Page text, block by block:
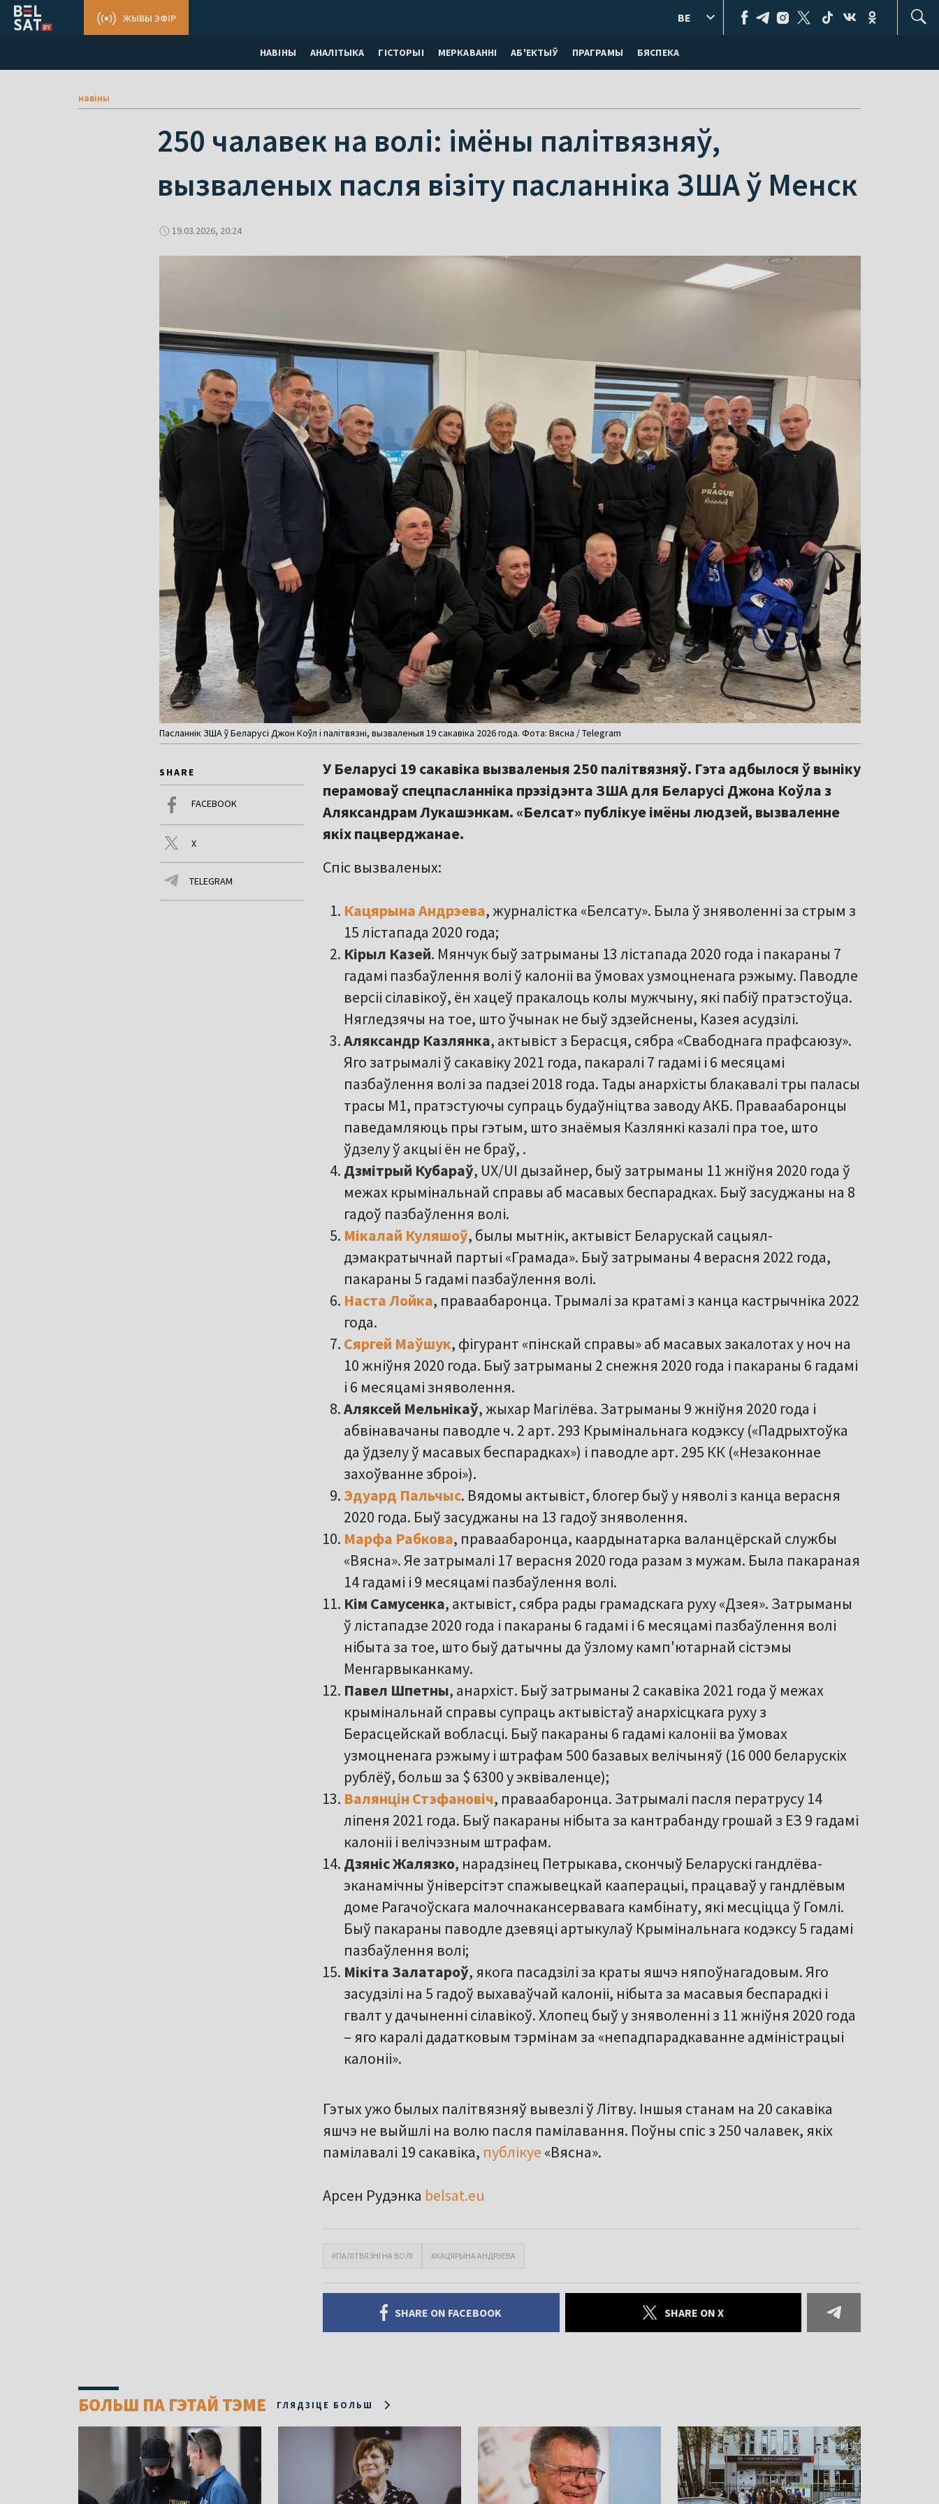
НАВІНЫ АНАЛІТЫКА ГІСТОРЫІ МЕРКАВАННI АБ'ЕКТЫЎ ПРАГРАМЫ БЯСПЕКА
ЖЫВЫ ЭФІР BE
навіны
250 чалавек на волі: імёны палітвязняў,
вызваленых пасля візіту пасланніка ЗША ў Менск
19.03.2026, 20:24
Пасланнік ЗША ў Беларусі Джон Коўл і палітвязні, вызваленыя 19 сакавіка 2026 года. Фота: Вясна / Telegram
SHARE
FACEBOOK
X
TELEGRAM
У Беларусі 19 сакавіка вызваленыя 250 палітвязняў. Гэта адбылося ў выніку
перамоваў спецпасланніка прэзідэнта ЗША для Беларусі Джона Коўла з
Аляксандрам Лукашэнкам. «Белсат» публікуе імёны людзей, вызваленне
якіх пацверджанае.
Спіс вызваленых:
Кацярына Андрэева, журналістка «Белсату». Была ў зняволенні за стрым з
15 лістапада 2020 года;
Кірыл Казей. Мянчук быў затрыманы 13 лістапада 2020 года і пакараны 7
гадамі пазбаўлення волі ў калоніі ва ўмовах узмоцненага рэжыму. Паводле
версіі сілавікоў, ён хацеў пракалоць колы мужчыну, які пабіў пратэстоўца.
Нягледзячы на тое, што ўчынак не быў здзейснены, Казея асудзілі.
Аляксандр Казлянка, актывіст з Берасця, сябра «Свабоднага прафсаюзу».
Яго затрымалі ў сакавіку 2021 года, пакаралі 7 гадамі і 6 месяцамі
пазбаўлення волі за падзеі 2018 года. Тады анархісты блакавалі тры паласы
трасы М1, пратэстуючы супраць будаўніцтва заводу АКБ. Праваабаронцы
паведамляюць пры гэтым, што знаёмыя Казлянкі казалі пра тое, што
ўдзелу ў акцыі ён не браў, .
Дзмітрый Кубараў, UX/UI дызайнер, быў затрыманы 11 жніўня 2020 года ў
межах крымінальнай справы аб масавых беспарадках. Быў засуджаны на 8
гадоў пазбаўлення волі.
Мікалай Куляшоў, былы мытнік, актывіст Беларускай сацыял-
дэмакратычнай партыі «Грамада». Быў затрыманы 4 верасня 2022 года,
пакараны 5 гадамі пазбаўлення волі.
Наста Лойка, праваабаронца. Трымалі за кратамі з канца кастрычніка 2022
года.
Сяргей Маўшук, фігурант «пінскай справы» аб масавых закалотах у ноч на
10 жніўня 2020 года. Быў затрыманы 2 снежня 2020 года і пакараны 6 гадамі
і 6 месяцамі зняволення.
Аляксей Мельнікаў, жыхар Магілёва. Затрыманы 9 жніўня 2020 года і
абвінавачаны паводле ч. 2 арт. 293 Крымінальнага кодэксу («Падрыхтоўка
да ўдзелу ў масавых беспарадках») і паводле арт. 295 КК («Незаконнае
захоўванне зброі»).
Эдуард Пальчыс. Вядомы актывіст, блогер быў у няволі з канца верасня
2020 года. Быў засуджаны на 13 гадоў зняволення.
Марфа Рабкова, праваабаронца, каардынатарка валанцёрскай службы
«Вясна». Яе затрымалі 17 верасня 2020 года разам з мужам. Была пакараная
14 гадамі і 9 месяцамі пазбаўлення волі.
Кім Самусенка, актывіст, сябра рады грамадскага руху «Дзея». Затрыманы
ў лістападзе 2020 года і пакараны 6 гадамі і 6 месяцамі пазбаўлення волі
нібыта за тое, што быў датычны да ўзлому камп'ютарнай сістэмы
Менгарвыканкаму.
Павел Шпетны, анархіст. Быў затрыманы 2 сакавіка 2021 года ў межах
крымінальнай справы супраць актывістаў анархісцкага руху з
Берасцейскай вобласці. Быў пакараны 6 гадамі калоніі ва ўмовах
узмоцненага рэжыму і штрафам 500 базавых велічыняў (16 000 беларускіх
рублёў, больш за $ 6300 у эквіваленце);
Валянцін Стэфановіч, праваабаронца. Затрымалі пасля ператрусу 14
ліпеня 2021 года. Быў пакараны нібыта за кантрабанду грошай з ЕЗ 9 гадамі
калоніі і велічэзным штрафам.
Дзяніс Жалязко, нарадзінец Петрыкава, скончыў Беларускі гандлёва-
эканамічны ўніверсітэт спажывецкай кааперацыі, працаваў у гандлёвым
доме Рагачоўскага малочнакансервавага камбінату, які месціцца ў Гомлі.
Быў пакараны паводле дзевяці артыкулаў Крымінальнага кодэксу 5 гадамі
пазбаўлення волі;
Мікіта Залатароў, якога пасадзілі за краты яшчэ няпоўнагадовым. Яго
засудзілі на 5 гадоў выхаваўчай калоніі, нібыта за масавыя беспарадкі і
гвалт у дачыненні сілавікоў. Хлопец быў у зняволенні з 11 жніўня 2020 года
– яго каралі дадатковым тэрмінам за «непадпарадкаванне адміністрацыі
калоніі».
Гэтых ужо былых палітвязняў вывезлі ў Літву. Іншыя станам на 20 сакавіка
яшчэ не выйшлі на волю пасля памілавання. Поўны спіс з 250 чалавек, якіх
памілавалі 19 сакавіка, публікуе «Вясна».
Арсен Рудэнка belsat.eu
#ПАЛІТВЯЗНІ НА ВОЛІ #КАЦЯРЫНА АНДРЭЕВА
SHARE ON FACEBOOK SHARE ON X
БОЛЬШ ПА ГЭТАЙ ТЭМЕ ГЛЯДЗІЦЕ БОЛЬШ